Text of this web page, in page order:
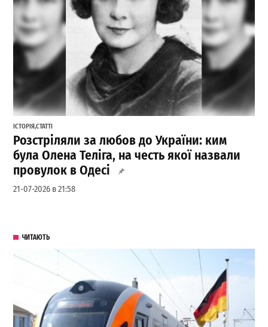
ІСТОРІЯ,СТАТТІ
Розстріляли за любов до України: ким
була Олена Теліга, на честь якої назвали
провулок в Одесі
21-07-2026 в 21:58
ЧИТАЮТЬ